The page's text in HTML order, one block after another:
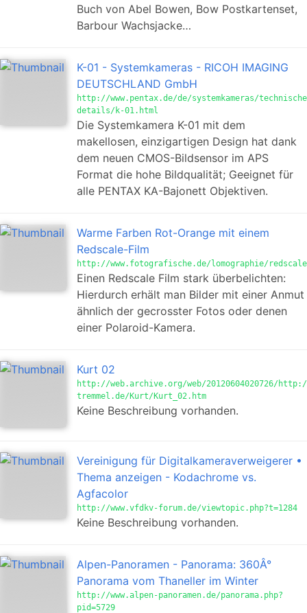
Buch von Abel Bowen, Bow Postkartenset,
Barbour Wachsjacke…
K-01 - Systemkameras - RICOH IMAGING
DEUTSCHLAND GmbH
http://www.pentax.de/de/systemkameras/
details/k-01.html
Die Systemkamera K-01 mit dem
makellosen, einzigartigen Design hat dank
dem neuen CMOS-Bildsensor im APS
Format die hohe Bildqualität; Geeignet für
alle PENTAX KA-Bajonett Objektiven.
Warme Farben Rot-Orange mit einem
Redscale-Film
http://www.fotografische.de/lomographie/redscale
Einen Redscale Film stark überbelichten:
Hierdurch erhält man Bilder mit einer Anmut
ähnlich der gecrosster Fotos oder denen
einer Polaroid-Kamera.
Kurt 02
http://web.archive.org/web/20120604020726/http://
tremmel.de/Kurt/Kurt_02.htm
Keine Beschreibung vorhanden.
Vereinigung für Digitalkameraverweigerer •
Thema anzeigen - Kodachrome vs.
Agfacolor
http://www.vfdkv-forum.de/viewtopic.php?t=1284
Keine Beschreibung vorhanden.
Alpen-Panoramen - Panorama: 360Â°
Panorama vom Thaneller im Winter
http://www.alpen-panoramen.de/panorama.php?
pid=5729